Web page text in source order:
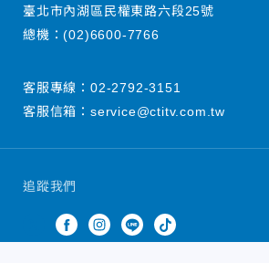
追蹤我們
臺北市內湖區民權東路六段25號
總機：(02)6600-7766
客服專線： 02-2792-3151
客服信箱： service@ctitv.com.tw